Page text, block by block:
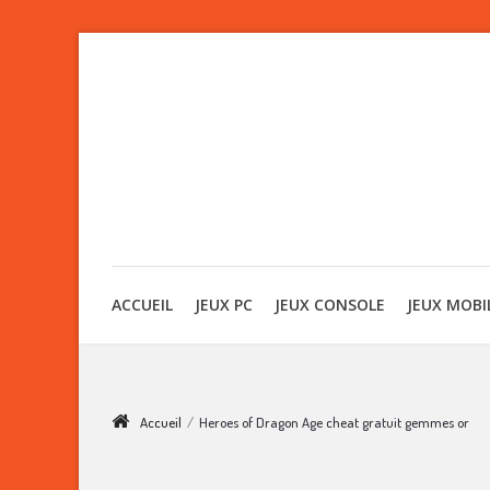
ACCUEIL JEUX PC JEUX CONSOLE JEUX
Accueil / Heroes of Dragon Age cheat gratuit gemmes or